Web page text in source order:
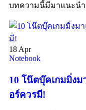
บทความนี้มีมาแนะนำ
18 Apr
Notebook
10 โน๊ตบุ๊คเกมมิ่งม
อร์ควรมี!